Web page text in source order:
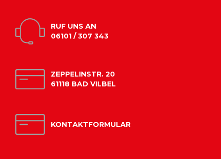
RUF UNS AN
06101 / 307 343
ZEPPELINSTR. 20
61118 BAD VILBEL
KONTAKTFORMULAR